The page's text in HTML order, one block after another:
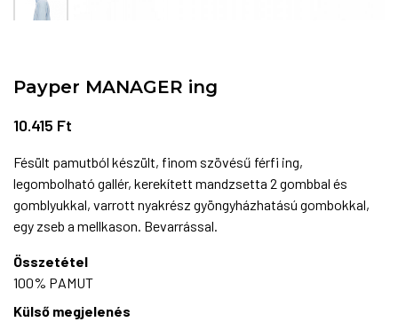
Payper MANAGER ing
10.415 Ft
Fésült pamutból készült, finom szövésű férfi ing,
legombolható gallér, kerekített mandzsetta 2 gombbal és
gomblyukkal, varrott nyakrész gyöngyházhatású gombokkal,
egy zseb a mellkason. Bevarrással.
Összetétel
100% PAMUT
Külső megjelenés